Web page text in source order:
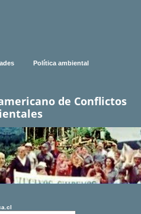
Política ambiental
de Conflictos